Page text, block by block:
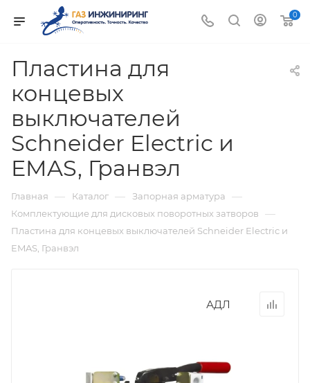
0
Пластина для
концевых
выключателей
Schneider Electric и
EMAS, Гранвэл
Главная — Каталог — Запорная арматура —
Комплектующие для дисковых поворотных затворов —
Пластина для концевых выключателей Schneider Electric и
EMAS, Гранвэл
АДЛ